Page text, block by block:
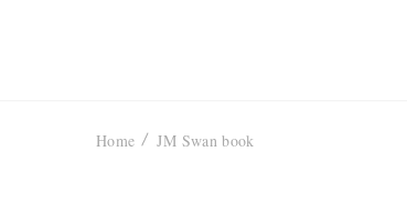
Home JM Swan book